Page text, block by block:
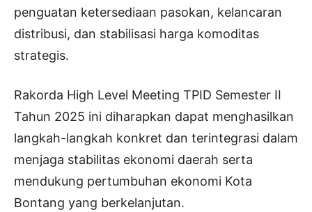
penguatan ketersediaan pasokan, kelancaran
distribusi, dan stabilisasi harga komoditas
strategis.
Rakorda High Level Meeting TPID Semester II
Tahun 2025 ini diharapkan dapat menghasilkan
langkah-langkah konkret dan terintegrasi dalam
menjaga stabilitas ekonomi daerah serta
mendukung pertumbuhan ekonomi Kota
Bontang yang berkelanjutan.